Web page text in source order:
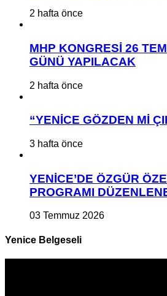
2 hafta önce
MHP KONGRESİ 26
GÜNÜ YAPILACAK
2 hafta önce
“YENİCE GÖZDEN Mİ
3 hafta önce
YENİCE’DE ÖZGÜR
PROGRAMI
03 Temmuz 2026
Yenice Belgeseli